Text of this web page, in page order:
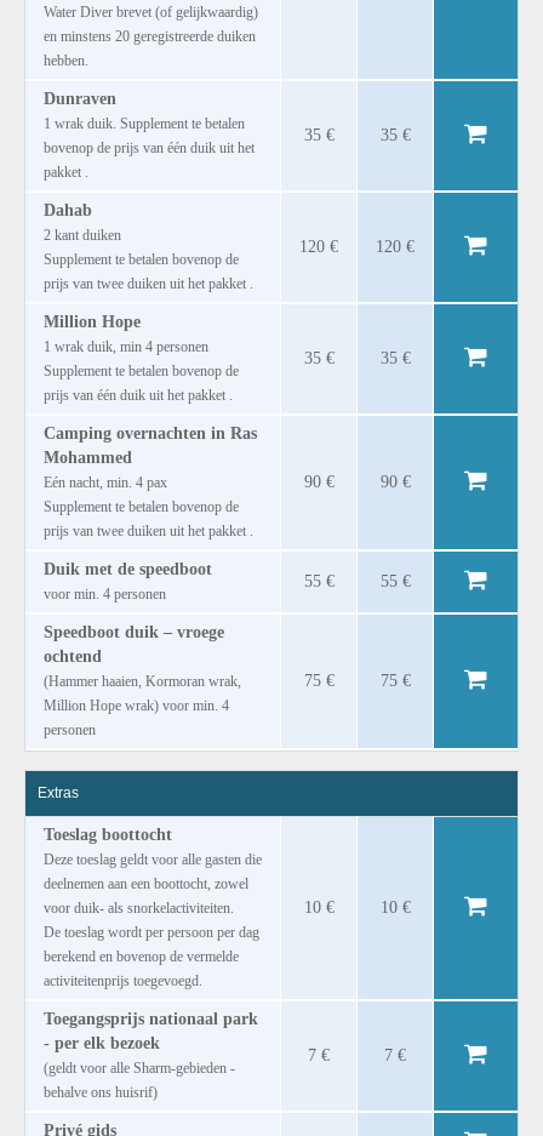
Water Diver brevet (of gelijkwaardig)
en minstens 20 geregistreerde duiken
hebben.
Dunraven
1 wrak duik. Supplement te betalen
bovenop de prijs van één duik uit het
pakket .
35 € 35 €
Dahab
2 kant duiken
Supplement te betalen bovenop de
prijs van twee duiken uit het pakket .
120 € 120 €
Million Hope
1 wrak duik, min 4 personen
Supplement te betalen bovenop de
prijs van één duik uit het pakket .
35 € 35 €
Camping overnachten in Ras
Mohammed
Eén nacht, min. 4 pax
Supplement te betalen bovenop de
prijs van twee duiken uit het pakket .
90 € 90 €
Duik met de speedboot
voor min. 4 personen
55 € 55 €
Speedboot duik – vroege
ochtend
(Hammer haaien, Kormoran wrak,
Million Hope wrak) voor min. 4
personen
75 € 75 €
Extras
Toeslag boottocht
Deze toeslag geldt voor alle gasten die
deelnemen aan een boottocht, zowel
voor duik- als snorkelactiviteiten.
De toeslag wordt per persoon per dag
berekend en bovenop de vermelde
activiteitenprijs toegevoegd.
10 € 10 €
Toegangsprijs nationaal park
- per elk bezoek
(geldt voor alle Sharm-gebieden -
behalve ons huisrif)
7 € 7 €
Privé gids